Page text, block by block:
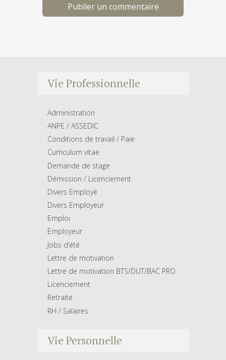
Vie Professionnelle
Administration
ANPE / ASSEDIC
Conditions de travail / Paie
Curriculum vitae
Demande de stage
Démission / Licenciement
Divers Employé
Divers Employeur
Emploi
Employeur
Jobs d’été
Lettre de motivation
Lettre de motivation BTS/DUT/BAC PRO
Licenciement
Retraite
RH / Salaires
Vie Personnelle